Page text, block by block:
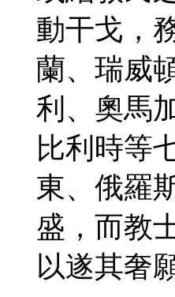
動干戈，
蘭、瑞威
利、奧馬
比利時等
東、俄羅
盛，而教
以遂其奢